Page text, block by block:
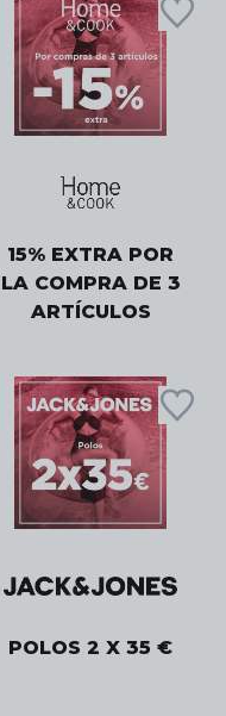
15% EXTRA POR
LA COMPRA DE 3
ARTÍCULOS
POLOS 2 X 35 €